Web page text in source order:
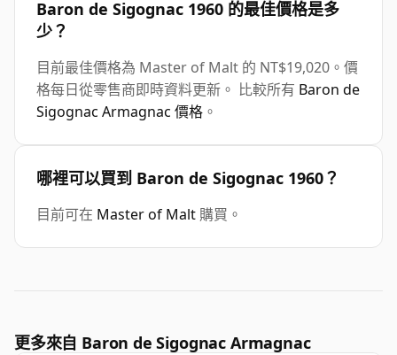
Baron de Sigognac 1960 的最佳價格是多
少？
目前最佳價格為 Master of Malt 的 NT$19,020。價
格每日從零售商即時資料更新。 比較所有 Baron de
Sigognac Armagnac 價格 。
哪裡可以買到 Baron de Sigognac 1960？
目前可在 Master of Malt 購買。
更多來自 Baron de Sigognac Armagnac